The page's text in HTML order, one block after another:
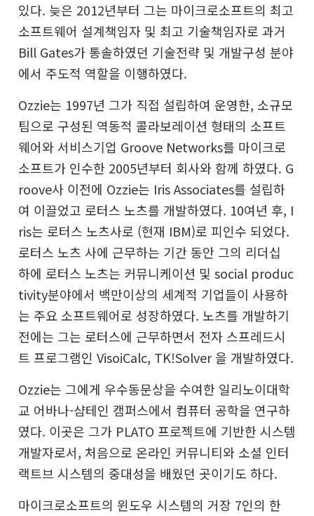
있다. 늦은 2012년부터 그는 마이크로소프트의 최고
소프트웨어 설계책임자 및 최고 기술책임자로 과거
Bill Gates가 통솔하였던 기술전략 및 개발구성 분야
에서 주도적 역할을 이행하였다.
Ozzie는 1997년 그가 직접 설립하여 운영한, 소규모
팀으로 구성된 역동적 콜라보레이션 형태의 소프트
웨어와 서비스기업 Groove Networks를 마이크로
소프트가 인수한 2005년부터 회사와 함께 하였다. G
roove사 이전에 Ozzie는 Iris Associates를 설립하
여 이끌었고 로터스 노츠를 개발하였다. 10여년 후, I
ris는 로터스 노츠사로 (현재 IBM)로 피인수 되었다.
로터스 노츠 사에 근무하는 기간 동안 그의 리더십
하에 로터스 노츠는 커뮤니케이션 및 social produc
tivity분야에서 백만이상의 세계적 기업들이 사용하
는 주요 소프트웨어로 성장하였다. 노츠를 개발하기
전에는 그는 로터스에 근무하면서 전자 스프레드시
트 프로그램인 VisoiCalc, TK!Solver 을 개발하였다.
Ozzie는 그에게 우수동문상을 수여한 일리노이대학
교 어바나-샴테인 캠퍼스에서 컴퓨터 공학을 연구하
였다. 이곳은 그가 PLATO 프로젝트에 기반한 시스템
개발자로서, 처음으로 온라인 커뮤니티와 소셜 인터
랙트브 시스템의 중대성을 배웠던 곳이기도 하다.
마이크로소프트의 윈도우 시스템의 거장 7인의 한